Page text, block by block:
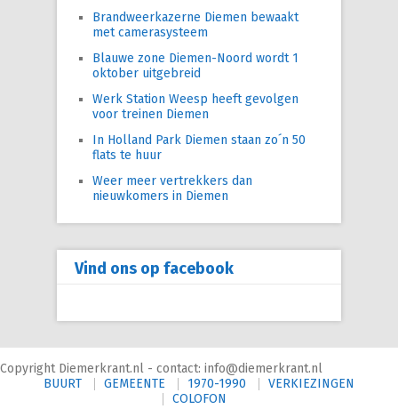
Brandweerkazerne Diemen bewaakt
met camerasysteem
Blauwe zone Diemen-Noord wordt 1
oktober uitgebreid
Werk Station Weesp heeft gevolgen
voor treinen Diemen
In Holland Park Diemen staan zo´n 50
flats te huur
Weer meer vertrekkers dan
nieuwkomers in Diemen
Vind ons op facebook
Copyright Diemerkrant.nl - contact: info@diemerkrant.nl
BUURT
GEMEENTE 1970-1990
VERKIEZINGEN
COLOFON